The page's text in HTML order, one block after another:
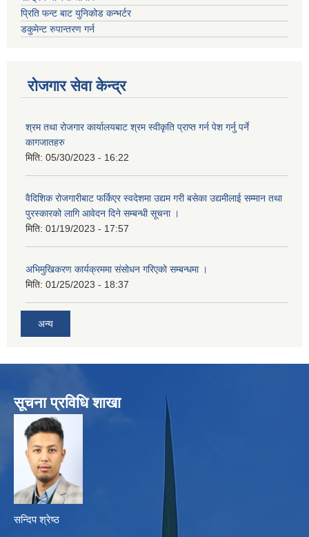
प्रिति फन्ट बाट युनिकोड कन्भर्टर
डकुमेन्ट रुपान्तरण गर्न
रोजगार सेवा केन्द्र
श्रम तथा रोजगार कार्यालयबाट श्रम स्वीकृति प्राप्त गर्न पेश गर्नु पर्ने
कागजातहरु
मिति: 05/30/2023 - 16:22
वैदिशिक रोजगारीबाट फर्किएर स्वदेशमा उद्यम गरी बसेका उद्यमीलाई सम्मान तथा
पुरस्कारको लागि आवेदन दिने सम्बन्धी सूचना ।
मिति: 01/19/2023 - 17:57
अभिमुखिकरण कार्यक्रममा संसोधन गरिएको सम्बन्धमा ।
मिति: 01/25/2023 - 18:37
अन्य
सूचना प्रविधि शाखा
सन्दिप श्रेष्ठ